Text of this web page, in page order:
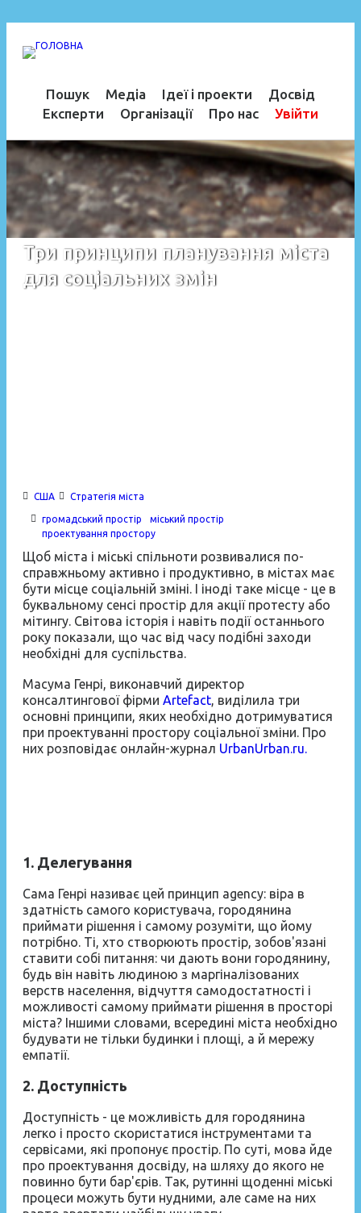
Пошук Медіа Ідеї і проекти
Досвід
Експерти
Організації Про нас Увійти
Три принципи планування міста
для соціальних змін
США Стратегія міста
громадський простір
міський простір
проектування простору
Щоб міста і міські спільноти розвивалися по-
справжньому активно і продуктивно, в містах має
бути місце соціальній зміні. І іноді таке місце - це в
буквальному сенсі простір для акції протесту або
мітингу. Світова історія і навіть події останнього
року показали, що час від часу подібні заходи
необхідні для суспільства.
Масума Генрі, виконавчий директор
консалтингової фірми Artefact, виділила три
основні принципи, яких необхідно дотримуватися
при проектуванні простору соціальної зміни. Про
них розповідає онлайн-журнал UrbanUrban.ru.
1. Делегування
Сама Генрі називає цей принцип agency: віра в
здатність самого користувача, городянина
приймати рішення і самому розуміти, що йому
потрібно. Ті, хто створюють простір, зобов'язані
ставити собі питання: чи дають вони городянину,
будь він навіть людиною з маргіналізованих
верств населення, відчуття самодостатності і
можливості самому приймати рішення в просторі
міста? Іншими словами, всередині міста необхідно
будувати не тільки будинки і площі, а й мережу
емпатії.
2. Доступність
Доступність - це можливість для городянина
легко і просто скористатися інструментами та
сервісами, які пропонує простір. По суті, мова йде
про проектування досвіду, на шляху до якого не
повинно бути бар'єрів. Так, рутинні щоденні міські
процеси можуть бути нудними, але саме на них